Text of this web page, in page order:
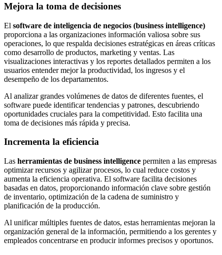
Mejora la toma de decisiones
El software de inteligencia de negocios (business intelligence)
proporciona a las organizaciones información valiosa sobre sus
operaciones, lo que respalda decisiones estratégicas en áreas críticas
como desarrollo de productos, marketing y ventas. Las
visualizaciones interactivas y los reportes detallados permiten a los
usuarios entender mejor la productividad, los ingresos y el
desempeño de los departamentos.
Al analizar grandes volúmenes de datos de diferentes fuentes, el
software puede identificar tendencias y patrones, descubriendo
oportunidades cruciales para la competitividad. Esto facilita una
toma de decisiones más rápida y precisa.
Incrementa la eficiencia
Las herramientas de business intelligence permiten a las empresas
optimizar recursos y agilizar procesos, lo cual reduce costos y
aumenta la eficiencia operativa. El software facilita decisiones
basadas en datos, proporcionando información clave sobre gestión
de inventario, optimización de la cadena de suministro y
planificación de la producción.
Al unificar múltiples fuentes de datos, estas herramientas mejoran la
organización general de la información, permitiendo a los gerentes y
empleados concentrarse en producir informes precisos y oportunos.